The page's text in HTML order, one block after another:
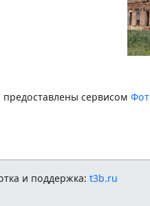
сервисом
и поддержка:t3b.ru